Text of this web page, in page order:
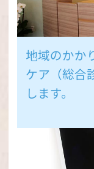
・診察券番
・携帯番号
・現在の症
・現在の体温
・いつから
を確認させ
手元にご準
スムーズです。
地域のかか
ケア（総合
します。